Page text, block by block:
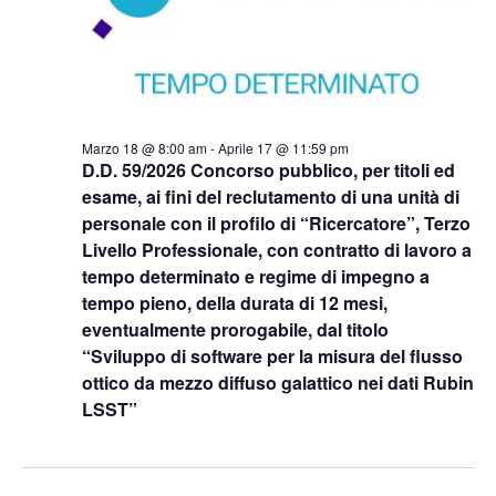
D.D. 59/2026 Concorso pubblico, per titoli ed
esame, ai fini del reclutamento di una unità di
personale con il profilo di “Ricercatore”, Terzo
Livello Professionale, con contratto di lavoro a
tempo determinato e regime di impegno a
tempo pieno, della durata di 12 mesi,
eventualmente prorogabile, dal titolo
“Sviluppo di software per la misura del flusso
ottico da mezzo diffuso galattico nei dati Rubin
LSST”
Marzo 18 @ 8:00 am-Aprile 17 @ 11:59 pm